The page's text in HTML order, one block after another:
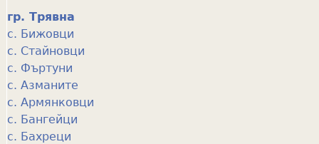
гр. Трявна
с. Бижовци
с. Стайновци
с. Фъртуни
с. Азманите
с. Армянковци
с. Бангейци
с. Бахреци